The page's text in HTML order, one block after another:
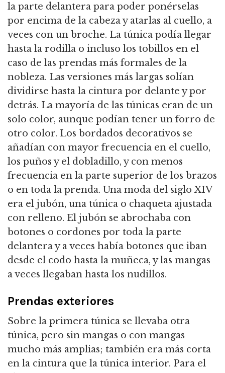
la parte delantera para poder ponérselas
por encima de la cabeza y atarlas al cuello, a
veces con un broche. La túnica podía llegar
hasta la rodilla o incluso los tobillos en el
caso de las prendas más formales de la
nobleza. Las versiones más largas solían
dividirse hasta la cintura por delante y por
detrás. La mayoría de las túnicas eran de un
solo color, aunque podían tener un forro de
otro color. Los bordados decorativos se
añadían con mayor frecuencia en el cuello,
los puños y el dobladillo, y con menos
frecuencia en la parte superior de los brazos
o en toda la prenda. Una moda del siglo XIV
era el jubón, una túnica o chaqueta ajustada
con relleno. El jubón se abrochaba con
botones o cordones por toda la parte
delantera y a veces había botones que iban
desde el codo hasta la muñeca, y las mangas
a veces llegaban hasta los nudillos.
Prendas exteriores
Sobre la primera túnica se llevaba otra
túnica, pero sin mangas o con mangas
mucho más amplias; también era más corta
en la cintura que la túnica interior. Para el